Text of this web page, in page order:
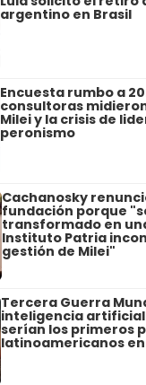
argentino en Brasil
Encuesta rumbo a
consultoras
Milei y la crisis de
peronismo
Cachanosky
fundación porque
transformado en
Instituto Patria
gestión de Milei"
Tercera Guerra
inteligencia
serían los primeros
latinoamericanos